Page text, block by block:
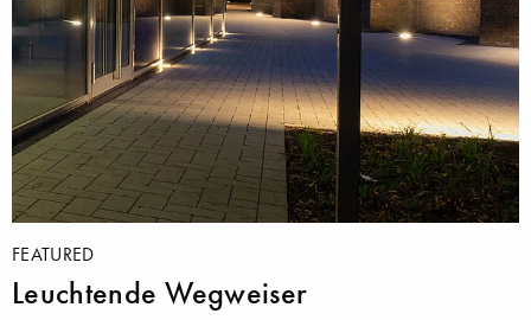
FEATURED
Leuchtende Wegweiser